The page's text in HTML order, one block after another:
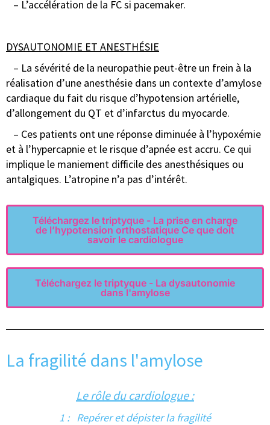
– L’accélération de la FC si pacemaker.
DYSAUTONOMIE ET ANESTHÉSIE
– La sévérité de la neuropathie peut-être un frein à la
réalisation d’une anesthésie dans un contexte d’amylose
cardiaque du fait du risque d’hypotension artérielle,
d’allongement du QT et d’infarctus du myocarde.
– Ces patients ont une réponse diminuée à l’hypoxémie
et à l’hypercapnie et le risque d’apnée est accru. Ce qui
implique le maniement difficile des anesthésiques ou
antalgiques. L’atropine n’a pas d’intérêt.
Téléchargez le triptyque - La prise en charge
de l’hypotension orthostatique Ce que doit
savoir le cardiologue
Téléchargez le triptyque - La dysautonomie
dans l'amylose
La fragilité dans l'amylose
Le rôle du cardiologue :
1 : Repérer et dépister la fragilité